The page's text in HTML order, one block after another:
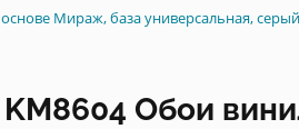
Мираж, база универсальная,
KM8604 Обои